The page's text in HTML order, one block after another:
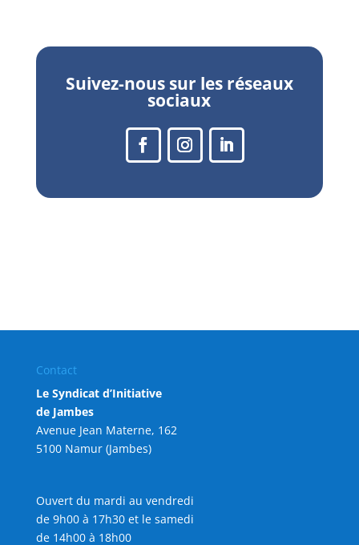
Suivez-nous sur les réseaux
sociaux
Contact
Le Syndicat d’Initiative
de Jambes
Avenue Jean Materne, 162
5100 Namur (Jambes)
Ouvert du mardi au vendredi
de 9h00 à 17h30 et le samedi
de 14h00 à 18h00